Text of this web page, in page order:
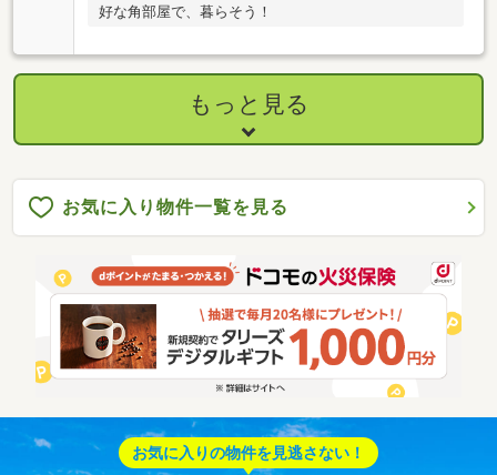
好な角部屋で、暮らそう！
もっと見る
お気に入り物件一覧を見る
お気に入りの物件を見逃さない！